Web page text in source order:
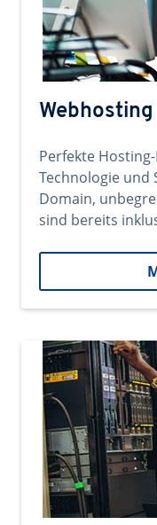
Webhosting
Perfekte
Technologie und
Domain,
sind bereits